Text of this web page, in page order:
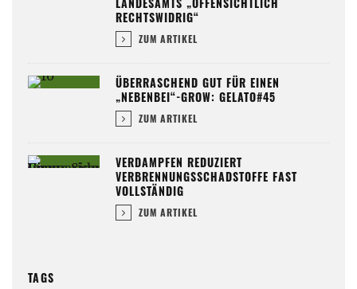
RECHTSWIDRIG“
ZUM ARTIKEL
ÜBERRASCHEND GUT FÜR EINEN
„NEBENBEI“-GROW: GELATO#45
ZUM ARTIKEL
VERDAMPFEN REDUZIERT
VERBRENNUNGSSCHADSTOFFE FAST
VOLLSTÄNDIG
ZUM ARTIKEL
TAGS